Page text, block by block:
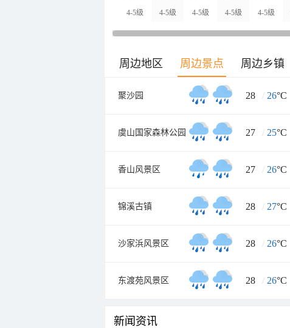
4-5级 4-5级 4-5级 4-5级 4-5级
周边地区 周边景点 周边乡镇
聚沙园 28 / 26°C
虞山国家森林公园 27 / 25°C
香山风景区 27 / 26°C
锦溪古镇 28 / 27°C
沙家浜风景区 28 / 26°C
东渡苑风景区 28 / 26°C
新闻资讯